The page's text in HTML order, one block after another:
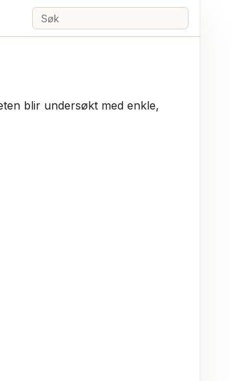
Søk
blir undersøkt med enkle,